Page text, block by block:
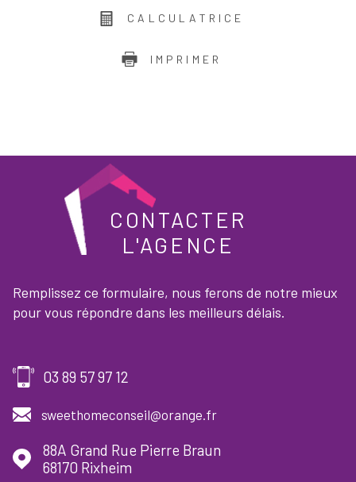
CALCULATRICE
IMPRIMER
CONTACTER
L'AGENCE
Remplissez ce formulaire, nous ferons de notre mieux
pour vous répondre dans les meilleurs délais.
03 89 57 97 12
sweethomeconseil@orange.fr
88A Grand Rue Pierre Braun
68170
Rixheim